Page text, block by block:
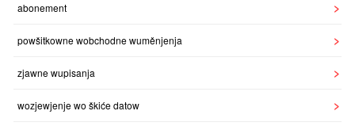
abonement
powšitkowne wobchodne wuměnjenja
zjawne wupisanja
wozjewjenje wo škiće datow